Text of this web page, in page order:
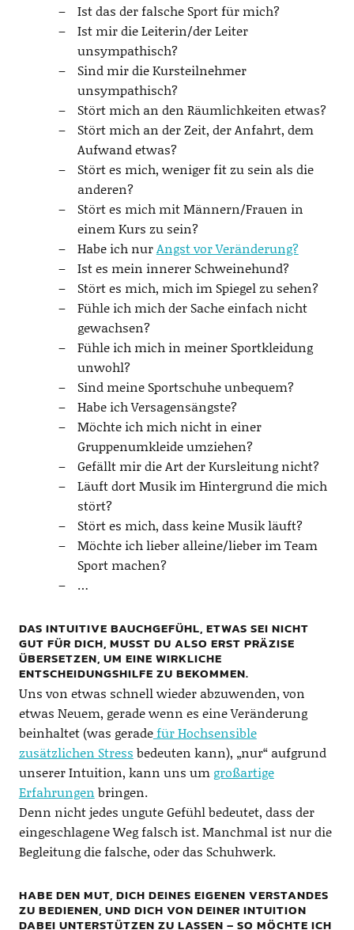
Ist das der falsche Sport für mich?
Ist mir die Leiterin/der Leiter
unsympathisch?
Sind mir die Kursteilnehmer
unsympathisch?
Stört mich an den Räumlichkeiten etwas?
Stört mich an der Zeit, der Anfahrt, dem
Aufwand etwas?
Stört es mich, weniger fit zu sein als die
anderen?
Stört es mich mit Männern/Frauen in
einem Kurs zu sein?
Habe ich nurAngst vor Veränderung?
Ist es mein innerer Schweinehund?
Stört es mich, mich im Spiegel zu sehen?
Fühle ich mich der Sache einfach nicht
gewachsen?
Fühle ich mich in meiner Sportkleidung
unwohl?
Sind meine Sportschuhe unbequem?
Habe ich Versagensängste?
Möchte ich mich nicht in einer
Gruppenumkleide umziehen?
Gefällt mir die Art der Kursleitung nicht?
Läuft dort Musik im Hintergrund die mich
stört?
Stört es mich, dass keine Musik läuft?
Möchte ich lieber alleine/lieber im Team
Sport machen?
…
DAS INTUITIVE BAUCHGEFÜHL, ETWAS SEI NICHT
GUT FÜR DICH, MUSST DU ALSO ERST PRÄZISE
ÜBERSETZEN, UM EINE WIRKLICHE
ENTSCHEIDUNGSHILFE ZU BEKOMMEN.
Uns von etwas schnell wieder abzuwenden, von
etwas Neuem, gerade wenn es eine Veränderung
beinhaltet (was geradefür Hochsensible
zusätzlichen Stress bedeuten kann), „nur“ aufgrund
unserer Intuition, kann uns um großartige
Erfahrungen bringen.
Denn nicht jedes ungute Gefühl bedeutet, dass der
eingeschlagene Weg falsch ist. Manchmal ist nur die
Begleitung die falsche, oder das Schuhwerk.
HABE DEN MUT, DICH DEINES EIGENEN VERSTANDES
ZU BEDIENEN, UND DICH VON DEINER INTUITION
DABEI UNTERSTÜTZEN ZU LASSEN – SO MÖCHTE ICH